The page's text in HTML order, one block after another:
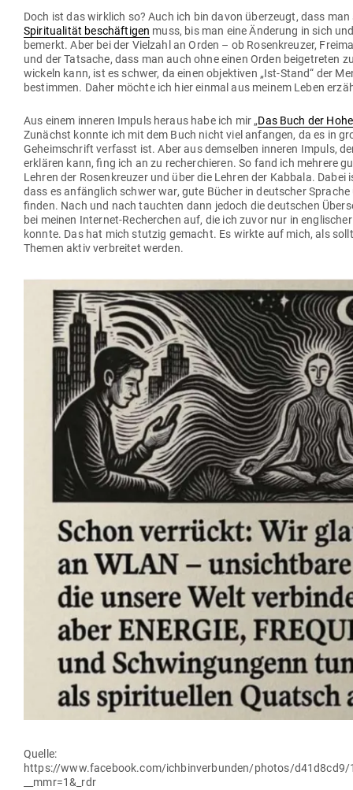
Doch ist das wirklich so? Auch ich bin davon über­zeugt, dass
Spi­ri­tua­lität beschäf­tigen muss, bis man eine Änderung in sich
bemerkt. Aber bei der Vielzahl an Orden – ob Rosen­kreuzer,
und der Tat­sache, dass man auch ohne einen Orden bei­getreten
wi­ckeln kann, ist es schwer, da einen objek­tiven „Ist-Stand“ der
bestimmen. Daher möchte ich hier einmal aus meinem Leben
Aus einem inneren Impuls heraus habe ich mir „Das Buch der
Zunächst konnte ich mit dem Buch nicht viel anfangen, da es in
Geheim­schrift ver­fasst ist. Aber aus dem­selben inneren Impuls,
erklären kann, fing ich an zu recher­chieren. So fand ich mehrere
Lehren der Rosen­kreuzer und über die Lehren der Kabbala. Dabei
dass es anfänglich schwer war, gute Bücher in deut­scher
finden. Nach und nach tauchten dann jedoch die deut­schen
bei meinen Internet-Recherchen auf, die ich zuvor nur in
konnte. Das hat mich stutzig gemacht. Es wirkte auf mich, als
Themen aktiv ver­breitet werden.
Quelle:
https://www.facebook.com/ichbinverbunden/photos/
__mmr=1&_rdr